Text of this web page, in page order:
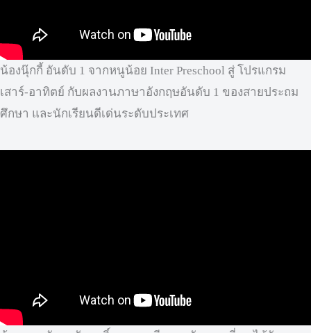
น้องนุ๊กกี้ อันดับ 1 จากหนูน้อย Inter Preschool สู่ โปรแกรม
เสาร์-อาทิตย์ กับผลงานภาษาอังกฤษอันดับ 1 ของสายประถม
ศึกษา และนักเรียนดีเด่นระดับประเทศ